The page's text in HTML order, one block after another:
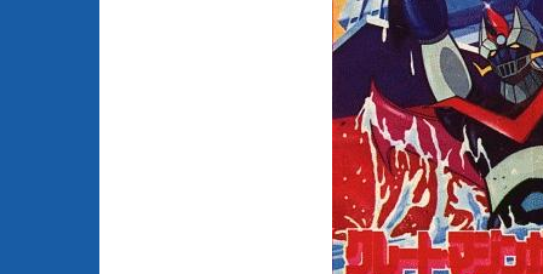
Animes abandonnés
Tous les animes (604)
Mangas terminés
(Publics) (88)
Mangas en pause
Mangas licenciés
Mangas
(0)